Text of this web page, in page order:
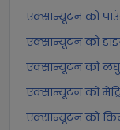
एक्सान्यूटन को
एक्सान्यूटन को
एक्सान्यूटन को
एक्सान्यूटन को
एक्सान्यूटन को